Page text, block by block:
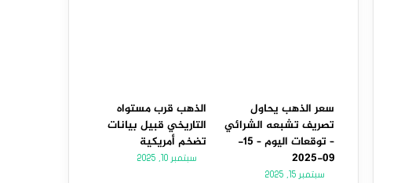
سعر الذهب يحاول
تصريف تشبعه الشرائي
– توقعات اليوم – 15-
09-2025
سبتمبر 15, 2025
الذهب قرب مستواه
التاريخي قبيل بيانات
تضخم أمريكية
سبتمبر 10, 2025